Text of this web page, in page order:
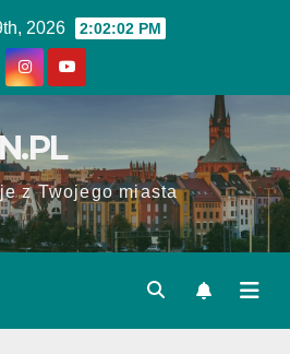
2026 2:02:03 PM
z Twojego miasta